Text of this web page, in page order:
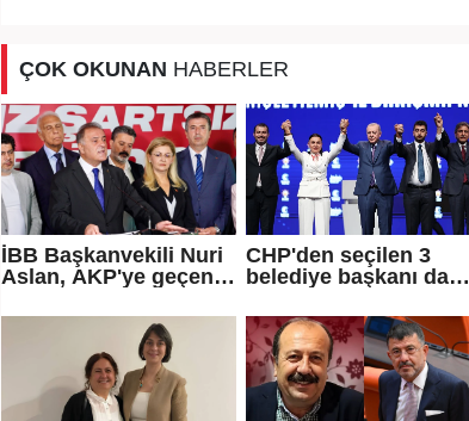
ÇOK OKUNAN HABERLER
İBB Başkanvekili Nuri
Aslan, AKP'ye geçen
iddialarına yanıt verdi
CHP'den seçilen 3
belediye başkanı daha